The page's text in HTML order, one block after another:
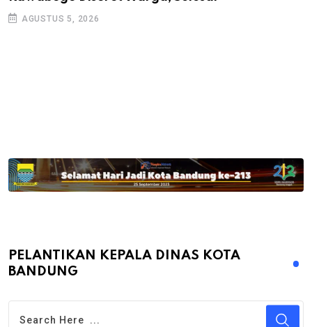
AGUSTUS 5, 2026
PELANTIKAN KEPALA DINAS KOTA
BANDUNG